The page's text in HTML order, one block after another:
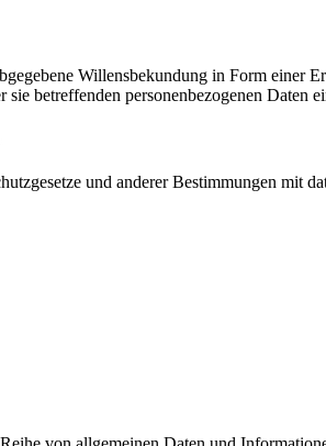
Willensbekundung in Form einer
betreffenden personenbezogenen Daten
und anderer Bestimmungen mit